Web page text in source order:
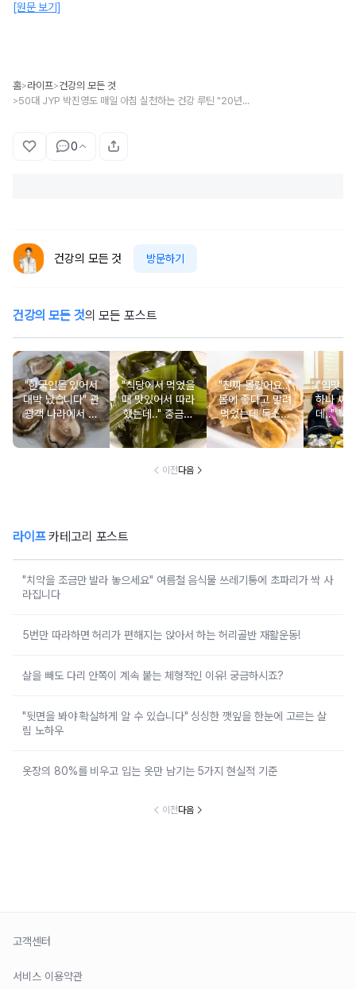
[원문 보기]
홈>라이프>건강의 모든 것
> 50대 JYP 박진영도 매일 아침 실천하는 건강 루틴 "20년은 더 젊게 삽니다"
0
건강의 모든 것 방문하기
건강의 모든 것의 모든 포스트
"한국인들 있어서
대박 났습니다" 관
광객 나라에서 남
녀노소 보양식처
럼 먹는 음식
"식당에서 먹었을
때 맛있어서 따라
했는데.." 중금속
싹 다 빠질 줄 몰
랐어요
"진짜 몰랐어요.."
몸에 좋다고 말려
먹었는데 독소를
먹고 있었던 의외
의 음식
"입맛 없
하나 싸
데.." 북
외로 안
건
이전다음
라이프카테고리 포스트
"치약을 조금만 발라 놓으세요" 여름철 음식물 쓰레기통에 초파리가 싹 사
라집니다
5번만 따라하면 허리가 편해지는 앉아서 하는 허리골반 재활운동!
살을 빼도 다리 안쪽이 계속 붙는 체형적인 이유! 궁금하시죠?
"뒷면을 봐야 확실하게 알 수 있습니다" 싱싱한 깻잎을 한눈에 고르는 살
림 노하우
옷장의 80%를 비우고 입는 옷만 남기는 5가지 현실적 기준
이전다음
고객센터
서비스 이용약관